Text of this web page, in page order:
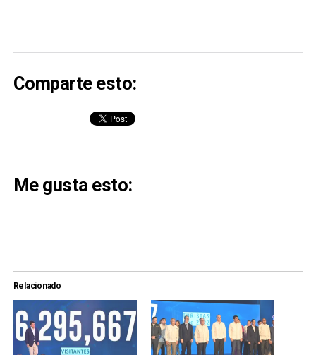
Comparte esto:
Me gusta esto:
Relacionado